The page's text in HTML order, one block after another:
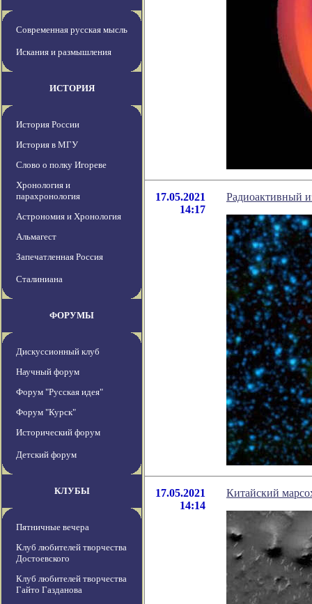
Современная русская мысль
Искания и размышления
ИСТОРИЯ
История России
История в МГУ
Слово о полку Игореве
Хронология и
парахронология
Астрономия и Хронология
Альмагест
Запечатленная Россия
Сталиниана
ФОРУМЫ
Дискуссионный клуб
Научный форум
Форум "Русская идея"
Форум "Курск"
Исторический форум
Детский форум
КЛУБЫ
Пятничные вечера
Клуб любителей творчества
Достоевского
Клуб любителей творчества
Гайто Газданова
17.05.2021
14:17
Радиоактивный
17.05.2021
14:14
Китайский